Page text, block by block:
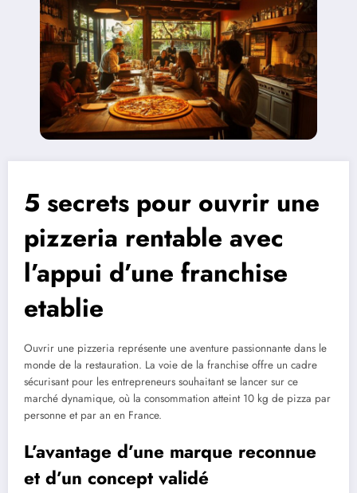
5 secrets pour ouvrir une
pizzeria rentable avec
l’appui d’une franchise
etablie
Ouvrir une pizzeria représente une aventure passionnante dans le
monde de la restauration. La voie de la franchise offre un cadre
sécurisant pour les entrepreneurs souhaitant se lancer sur ce
marché dynamique, où la consommation atteint 10 kg de pizza par
personne et par an en France.
L’avantage d’une marque reconnue
et d’un concept validé